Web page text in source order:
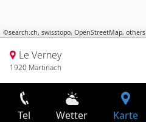
©search.ch, swisstopo, OpenStreetMap, others
Le Verney
1920 Martinach
Tel Wetter Karte